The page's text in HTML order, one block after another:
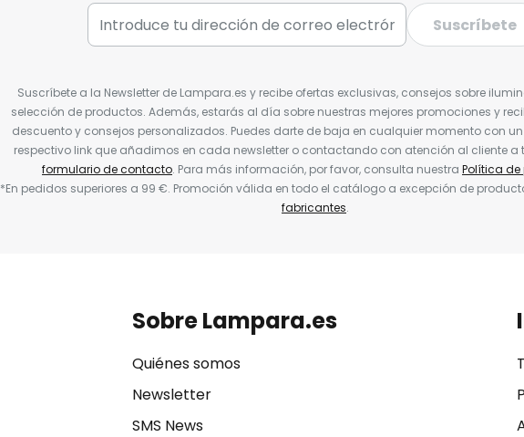
Suscríbete
Suscríbete a la Newsletter de Lampara.es y recibe ofertas exclusivas, consejos sobre
selección de productos. Además, estarás al día sobre nuestras mejores promociones y
descuento y consejos personalizados. Puedes darte de baja en cualquier momento con
respectivo link que añadimos en cada newsletter o contactando con atención al cliente a
formulario de contacto. Para más información, por favor, consulta nuestra Política
*En pedidos superiores a 99 €. Promoción válida en todo el catálogo a excepción de
fabricantes.
Sobre Lampara.es
Quiénes somos
Newsletter
SMS News